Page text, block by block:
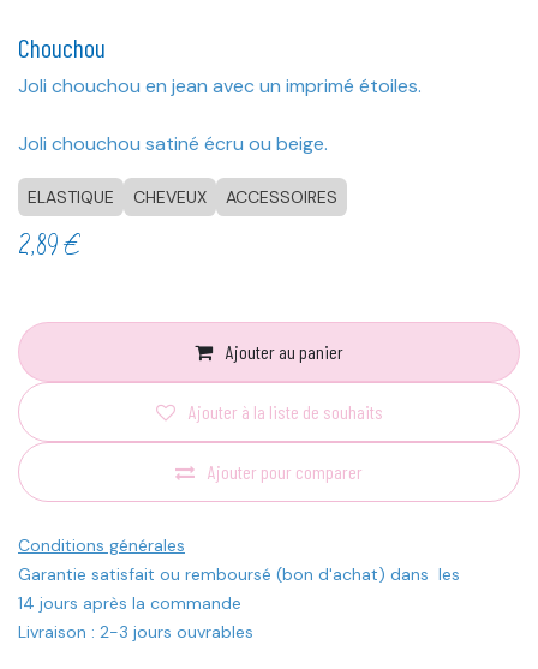
Chouchou
Joli chouchou en jean avec un imprimé étoiles.
Joli chouchou satiné écru ou beige.
ELASTIQUE CHEVEUX ACCESSOIRES
2,89€
Ajouter au panier
Ajouter pour comparer
Ajouter à la liste de souhaits
Conditions générales
Garantie satisfait ou remboursé (bon d'achat) dans les
14 jours après la commande
Livraison : 2-3 jours ouvrables